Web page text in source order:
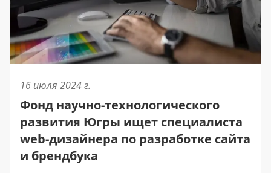
16 июля 2024г.
Фонд научно-технологического
развития Югры ищет специалиста
web-дизайнера по разработке сайта
и брендбука